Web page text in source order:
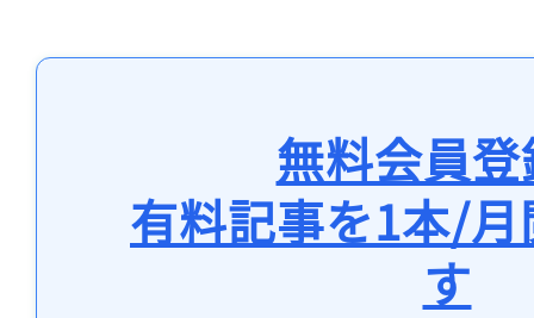
無料会員
有料記事を1本/
す